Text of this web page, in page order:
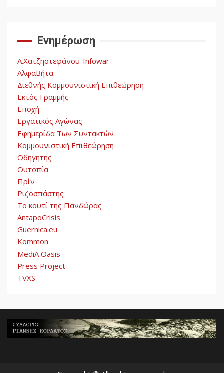
5
Αυγή: Μαρξισμός και Εθνική
Απελευθέρωση
Ενημέρωση
Α.Χατζηστεφάνου-Infowar
ΑλφαΒήτα
Διεθνής Κομμουνιστική Επιθεώρηση
Εκτός Γραμμής
Εποχή
Εργατικός Αγώνας
Εφημερίδα Των Συντακτών
Κομμουνιστική Επιθεώρηση
Οδηγητής
Ουτοπία
Πρίν
Ριζοσπάστης
Το κουτί της Πανδώρας
AntapoCrisis
Guernica.eu
Kommon
MediA Oasis
Press Project
TVXS